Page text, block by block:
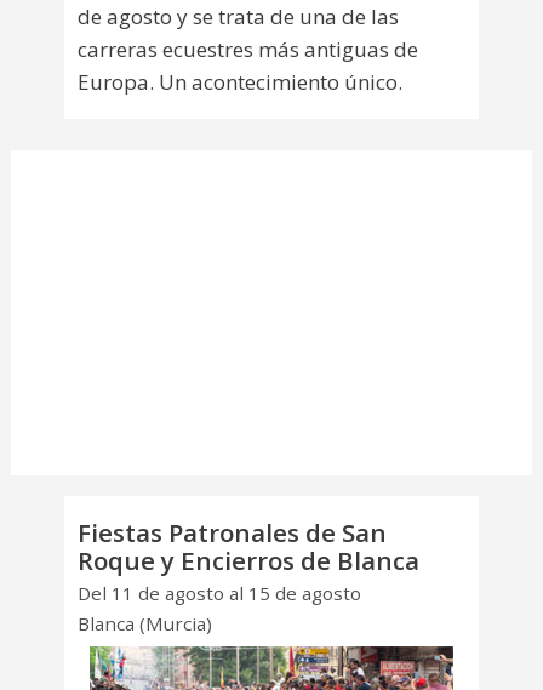
de agosto y se trata de una de las
carreras ecuestres más antiguas de
Europa. Un acontecimiento único.
Fiestas Patronales de San
Roque y Encierros de Blanca
Del 11 de agosto al 15 de agosto
Blanca (Murcia)